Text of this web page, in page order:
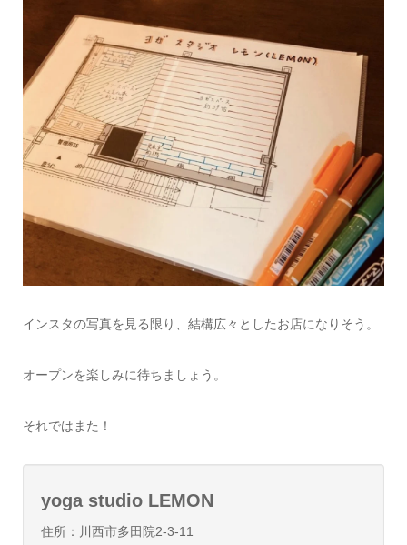
インスタの写真を見る限り、結構広々としたお店になりそう。
オープンを楽しみに待ちましょう。
それではまた！
yoga studio LEMON
住所：川西市多田院2-3-11